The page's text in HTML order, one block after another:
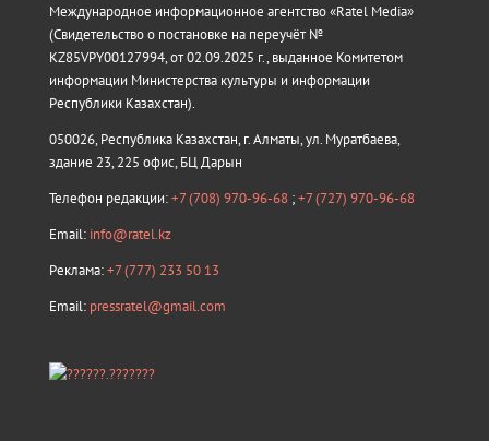
Международное информационное агентство «Ratel Media»
(Свидетельство о постановке на переучёт №
KZ85VPY00127994, от 02.09.2025 г., выданное Комитетом
информации Министерства культуры и информации
Республики Казахстан).
050026, Республика Казахстан, г. Алматы, ул. Муратбаева,
здание 23, 225 офис, БЦ Дарын
Телефон редакции:+7 (708) 970-96-68 ;+7 (727) 970-96-68
Email: info@ratel.kz
Реклама:+7 (777) 233 50 13
Email: pressratel@gmail.com